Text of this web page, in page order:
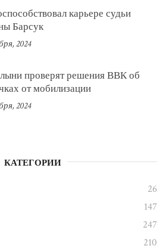
карьере судьи
Барсук
2024
проверят решения ВВК об
от мобилизации
2024
КАТЕГОРИИ
26
147
247
210